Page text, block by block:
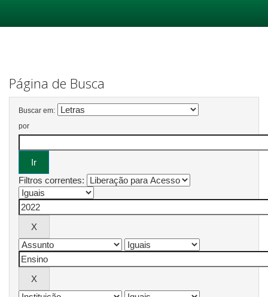
Página de Busca
Buscar em:
por
Filtros correntes: